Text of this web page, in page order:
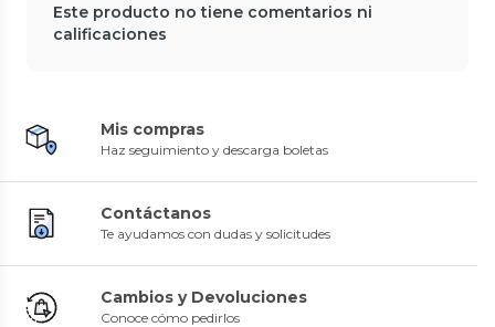
Este producto no tiene comentarios ni
calificaciones
Mis compras
Haz seguimiento y descarga boletas
Contáctanos
Te ayudamos con dudas y solicitudes
Cambios y Devoluciones
Conoce cómo pedirlos